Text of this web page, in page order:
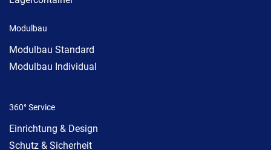
Modulbau
Modulbau Standard
Modulbau Individual
360° Service
Einrichtung & Design
Schutz & Sicherheit